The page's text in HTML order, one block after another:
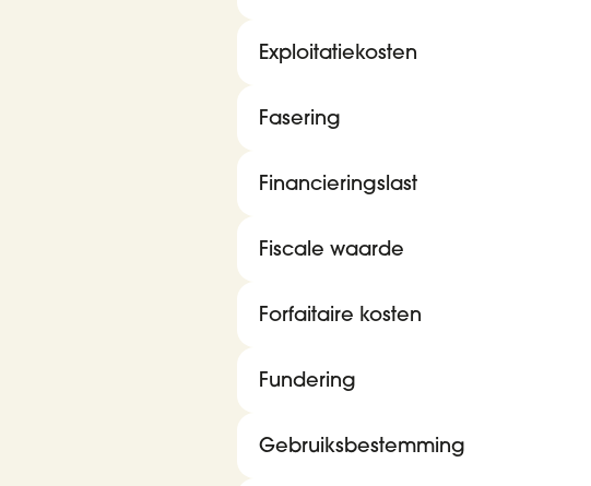
Exploitatiekosten
Fasering
Financieringslast
Fiscale waarde
Forfaitaire kosten
Fundering
Gebruiksbestemming